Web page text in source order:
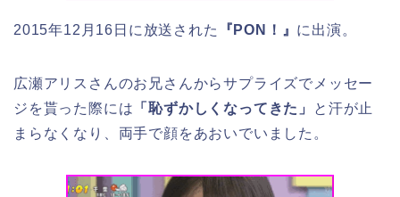
2015年12月16日に放送された 『PON！』 に出演。
広瀬アリスさんのお兄さんからサプライズでメッセー
ジを貰った際には 「恥ずかしくなってきた」
と汗が止
まらなくなり、両手で顔をあおいでいました。